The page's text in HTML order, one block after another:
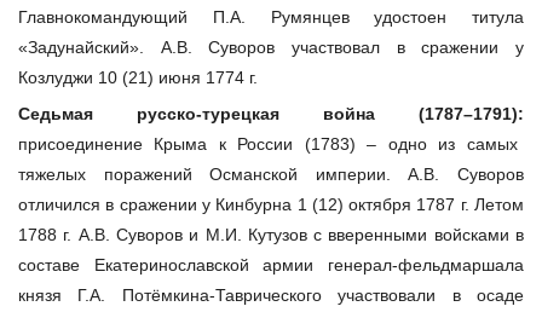
Главнокомандующий П.А. Румянцев удостоен титула
«Задунайский». А.В. Суворов участвовал в сражении у
Козлуджи 10 (21) июня 1774 г.
Седьмая русско-турецкая война (1787–1791):
присоединение Крыма к России (1783) – одно из самых
тяжелых поражений Османской империи. А.В. Суворов
отличился в сражении у Кинбурна 1 (12) октября 1787 г. Летом
1788 г. А.В. Суворов и М.И. Кутузов с вверенными войсками в
составе Екатеринославской армии генерал-фельдмаршала
князя Г.А. Потёмкина-Таврического участвовали в осаде